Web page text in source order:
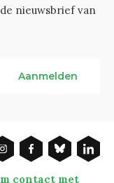
nieuwsbrief van
Aanmelden
contact met